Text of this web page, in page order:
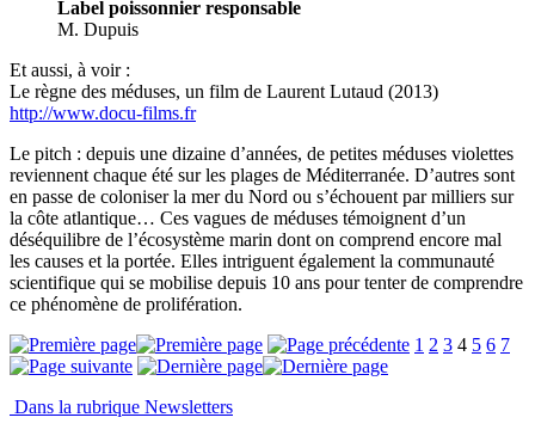
Label poissonnier responsable
M. Dupuis
Et aussi, à voir :
Le règne des méduses, un film de Laurent Lutaud (2013)
http://www.docu-films.fr
Le pitch : depuis une dizaine d’années, de petites méduses violettes
reviennent chaque été sur les plages de Méditerranée. D’autres sont
en passe de coloniser la mer du Nord ou s’échouent par milliers sur
la côte atlantique… Ces vagues de méduses témoignent d’un
déséquilibre de l’écosystème marin dont on comprend encore mal
les causes et la portée. Elles intriguent également la communauté
scientifique qui se mobilise depuis 10 ans pour tenter de comprendre
ce phénomène de prolifération.
1 2 3 4 5 6 7
Dans la rubrique Newsletters